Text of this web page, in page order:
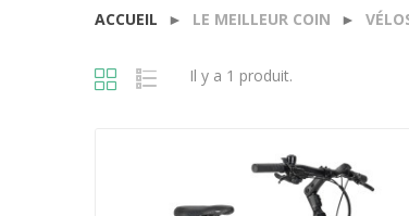
ACCUEIL LE MEILLEUR COIN
Il y a 1 produit.